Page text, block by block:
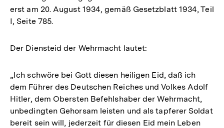
erst am 20. August 1934, gemäß Gesetzblatt 1934, Teil
I, Seite 785.
Der Diensteid der Wehrmacht lautet:
„Ich schwöre bei Gott diesen heiligen Eid, daß ich
dem Führer des Deutschen Reiches und Volkes Adolf
Hitler, dem Obersten Befehlshaber der Wehrmacht,
unbedingten Gehorsam leisten und als tapferer Soldat
bereit sein will, jederzeit für diesen Eid mein Leben